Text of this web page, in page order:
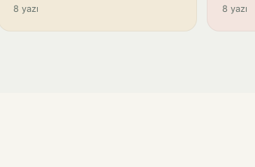
8 yazı 8 yazı